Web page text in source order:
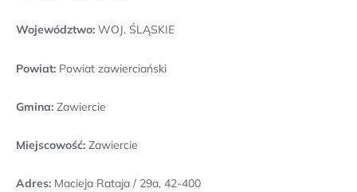
Województwo: WOJ. ŚLĄSKIE
Powiat: Powiat zawierciański
Gmina: Zawiercie
Miejscowość: Zawiercie
Adres: Macieja Rataja / 29a, 42-400